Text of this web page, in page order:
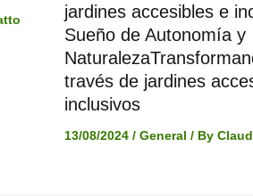
jardines accesibles e
Sueño de Autonomía y
través de jardines
inclusivos
13/08/2024 / General / By